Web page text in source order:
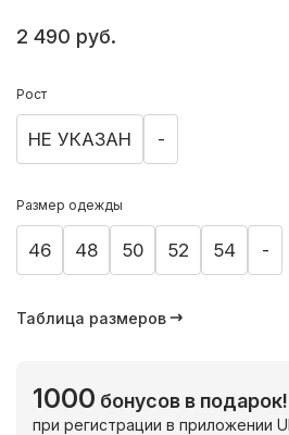
2 490 руб.
Рост
НЕ УКАЗАН -
Размер одежды
46 48 50 52 54 -
Таблица размеров
1000 бонусов в подарок!
при регистрации в приложении